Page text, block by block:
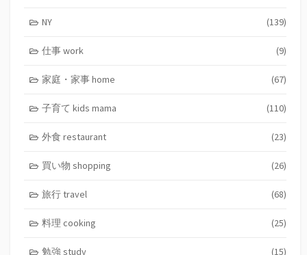
NY (139)
仕事 work (9)
家庭・家事 home (67)
子育て kids mama (110)
外食 restaurant (23)
買い物 shopping (26)
旅行 travel (68)
料理 cooking (25)
勉強 study (15)